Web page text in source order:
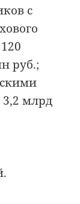
с
руб.;
млрд